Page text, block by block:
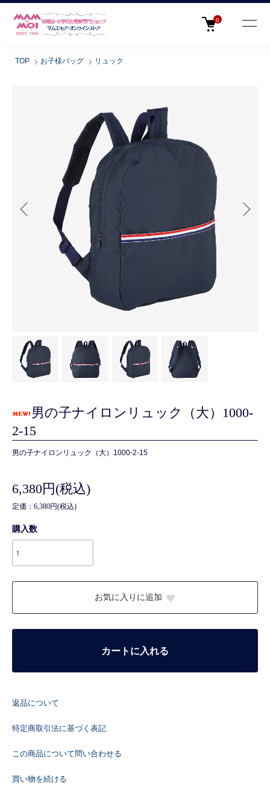
0
TOP お子様バッグ リュック
男の子ナイロンリュック（大）1000-
2-15
男の子ナイロンリュック（大）1000-2-15
6,380円(税込)
定価：6,380円(税込)
購入数
お気に入りに追加
カートに入れる
返品について
特定商取引法に基づく表記
この商品について問い合わせる
買い物を続ける